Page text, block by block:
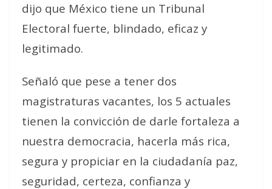
dijo que México tiene un Tribunal
Electoral fuerte, blindado, eficaz y
legitimado.
Señaló que pese a tener dos
magistraturas vacantes, los 5 actuales
tienen la convicción de darle fortaleza a
nuestra democracia, hacerla más rica,
segura y propiciar en la ciudadanía paz,
seguridad, certeza, confianza y